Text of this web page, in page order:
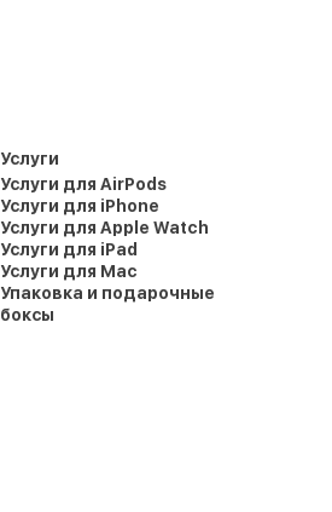
Услуги
Услуги для AirPods
Услуги для iPhone
Услуги для Apple Watch
Услуги для iPad
Услуги для Mac
Упаковка и подарочные
боксы